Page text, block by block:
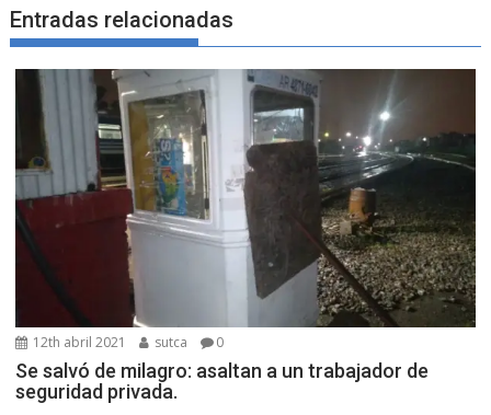
Entradas relacionadas
12th abril 2021 sutca 0
Se salvó de milagro: asaltan a un trabajador de
seguridad privada.